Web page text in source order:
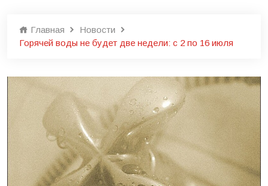
Главная
Новости
Горячей воды не будет две недели: с 2 по 16 июля